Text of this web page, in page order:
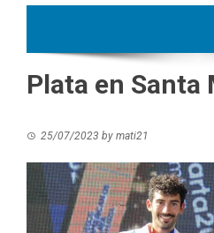
Plata en Santa
25/07/2023 by mati21